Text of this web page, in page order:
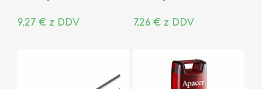
9,27 € z DDV 7,26 € z DDV